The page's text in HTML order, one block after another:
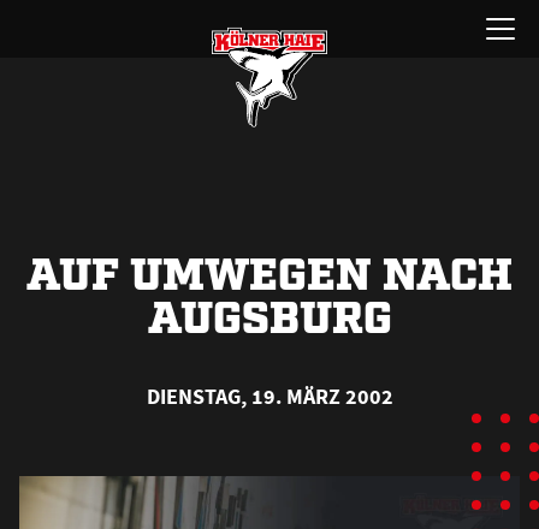
Menü
öffnen
AUF UMWEGEN NACH
AUGSBURG
DIENSTAG, 19. MÄRZ 2002